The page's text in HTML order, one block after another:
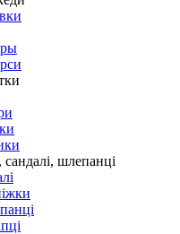
шлепанці